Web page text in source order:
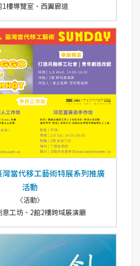
1樓導覽室、西翼廊道
灣當代移工藝術特展系列推廣
活動
〈活動〉
意工坊、2館2樓跨域展演廳